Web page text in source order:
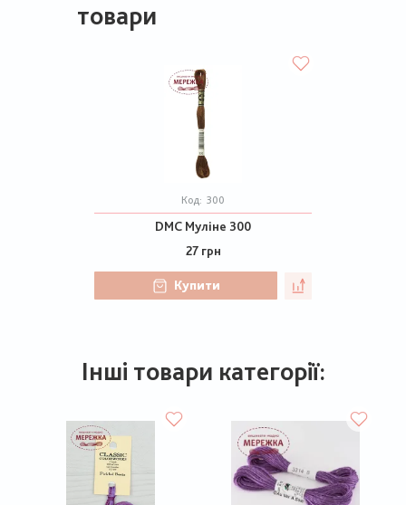
товари
Код: 300
DMC Муліне 300
27 грн
Купити
Інші товари категорії: